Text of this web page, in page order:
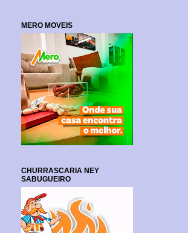
MERO MOVEIS
CHURRASCARIA NEY
SABUGUEIRO